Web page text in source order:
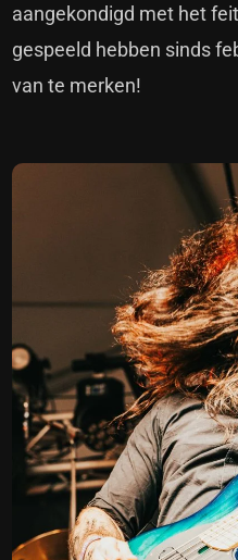
aangekondigd met het
gespeeld hebben sinds
van te merken!